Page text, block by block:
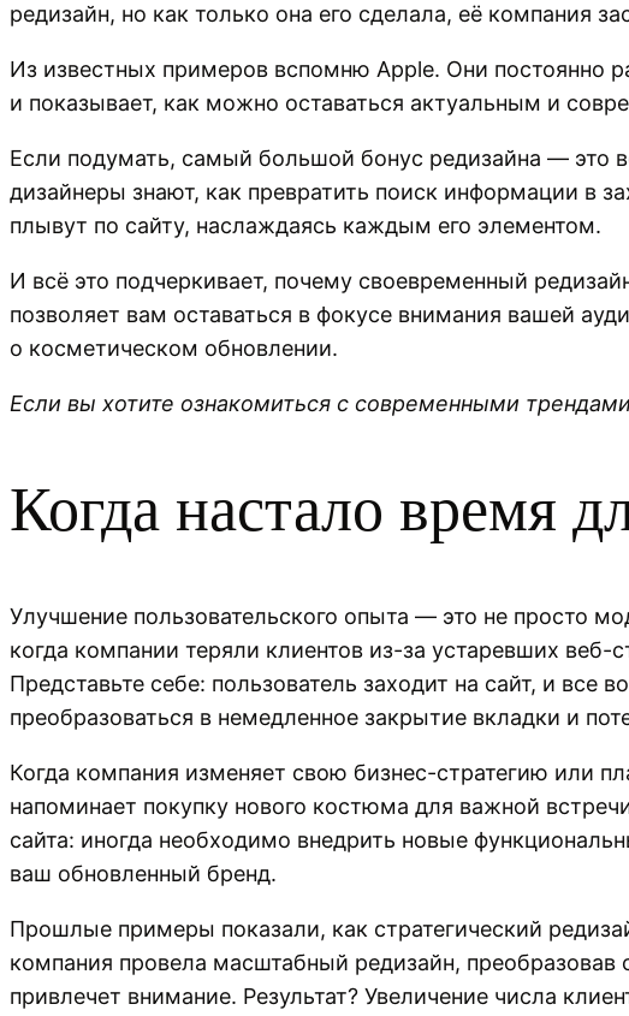
редизайн, но как только она его сделала, её компания
Из известных примеров вспомню Apple. Они постоянно
и показывает, как можно оставаться актуальным и
Если подумать, самый большой бонус редизайна — это
дизайнеры знают, как превратить поиск информации в
плывут по сайту, наслаждаясь каждым его элементом.
И всё это подчеркивает, почему своевременный
позволяет вам оставаться в фокусе внимания вашей
о косметическом обновлении.
Если вы хотите ознакомиться с современными
Когда настало время
Улучшение пользовательского опыта — это не просто
когда компании теряли клиентов из-за устаревших
Представьте себе: пользователь заходит на сайт, и
преобразоваться в немедленное закрытие вкладки и
Когда компания изменяет свою бизнес-стратегию или
напоминает покупку нового костюма для важной
сайта: иногда необходимо внедрить новые
ваш обновленный бренд.
Прошлые примеры показали, как стратегический
компания провела масштабный редизайн,
привлечет внимание. Результат? Увеличение числа